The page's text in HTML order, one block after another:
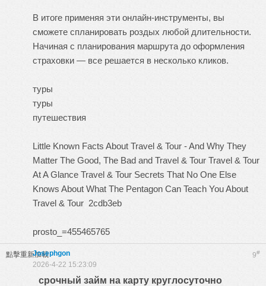
В итоге применяя эти онлайн-инструменты, вы
сможете спланировать роздых любой длительности.
Начиная с планирования маршрута до оформления
страховки — все решается в несколько кликов.
туры
туры
путешествия
Little Known Facts About Travel & Tour - And Why They
Matter The Good, The Bad and Travel & Tour Travel & Tour
At A Glance Travel & Tour Secrets That No One Else
Knows About What The Pentagon Can Teach You About
Travel & Tour 2cdb3eb
prosto_=455465765
點擊重新加載 9#
Josephgon
2026-4-22 15:23:09
срочный займ на карту круглосуточно